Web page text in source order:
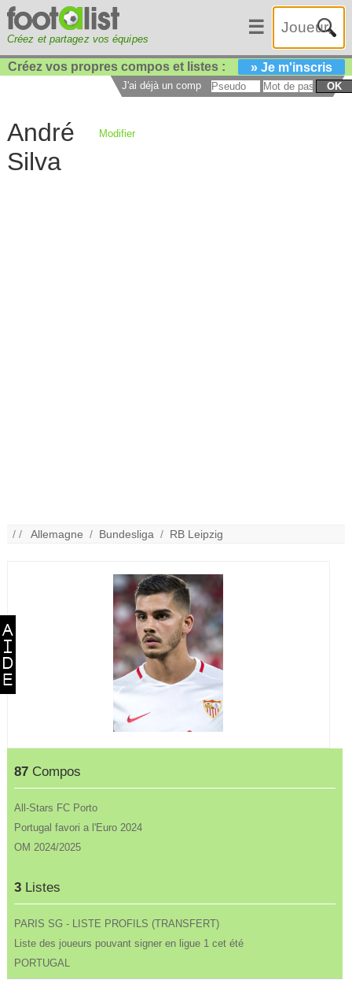
Créez et partagez vos équipes
☰
Créez vos propres compos et listes : » Je m'inscris
J'ai déjà un compte : OK
André
Silva
Modifier
/ /Allemagne / Bundesliga / RB Leipzig
87 Compos
All-Stars FC Porto
Portugal favori a l'Euro 2024
OM 2024/2025
3 Listes
PARIS SG - LISTE PROFILS (TRANSFERT)
Liste des joueurs pouvant signer en ligue 1 cet été
PORTUGAL